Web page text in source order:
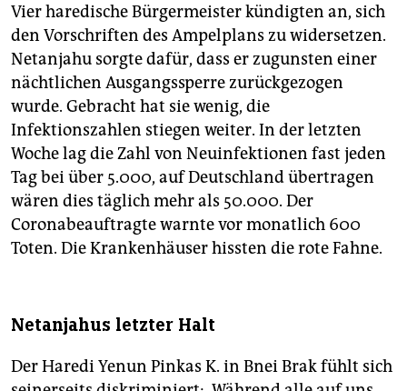
Vier haredische Bürgermeister kündigten an, sich
den Vorschriften des Ampelplans zu widersetzen.
Netanjahu sorgte dafür, dass er zugunsten einer
nächtlichen Ausgangssperre zurückgezogen
wurde. Gebracht hat sie wenig, die
Infektionszahlen stiegen weiter. In der letzten
Woche lag die Zahl von Neuinfektionen fast jeden
Tag bei über 5.000, auf Deutschland übertragen
wären dies täglich mehr als 50.000. Der
Coronabeauftragte warnte vor monatlich 600
Toten. Die Krankenhäuser hissten die rote Fahne.
Netanjahus letzter Halt
Der Haredi Yenun Pinkas K. in Bnei Brak fühlt sich